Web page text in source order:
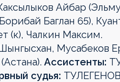
Айбар
Баглан 65),
(к), Чалкин Максим.
Мусабеков
Ассистенты:
судья: